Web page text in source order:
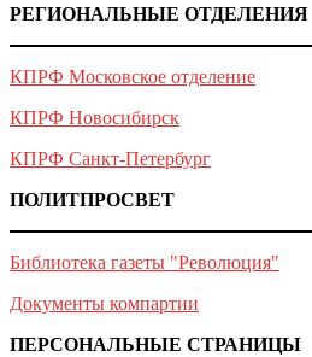
РЕГИОНАЛЬНЫЕ ОТДЕЛЕНИЯ
КПРФ Московское отделение
КПРФ Новосибирск
КПРФ Санкт-Петербург
ПОЛИТПРОСВЕТ
Библиотека газеты "Революция"
Документы компартии
ПЕРСОНАЛЬНЫЕ СТРАНИЦЫ